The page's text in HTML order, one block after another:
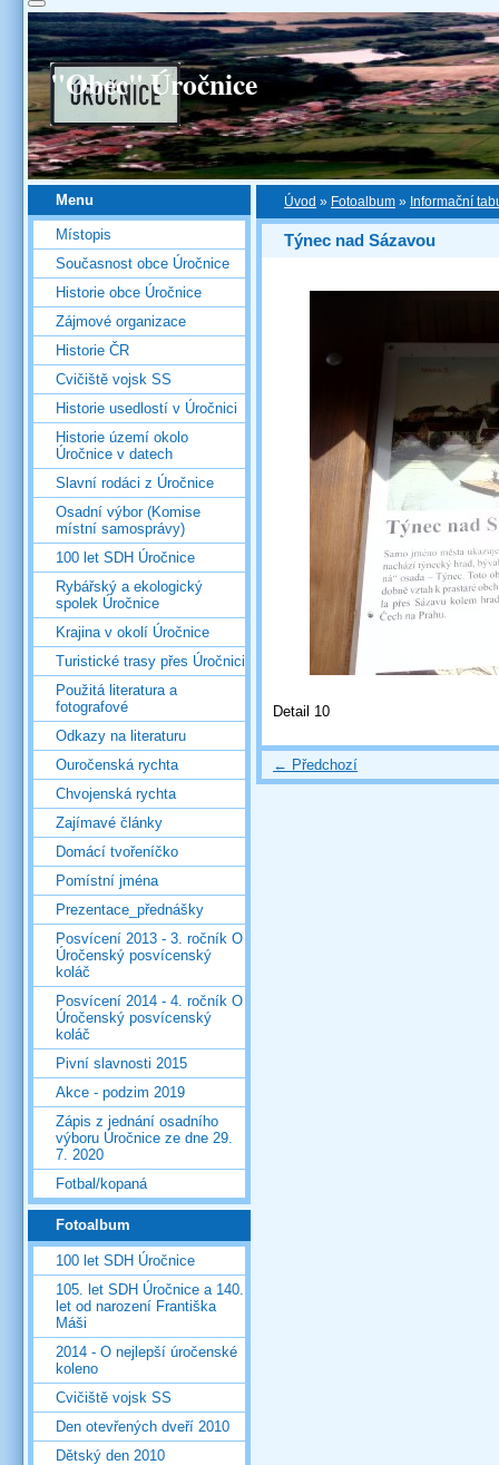
"Obec" Úročnice
Úvod » Fotoalbum » Informační
Týnec nad Sázavou
Detail 10
← Předchozí
Menu
Místopis
Současnost obce Úročnice
Historie obce Úročnice
Zájmové organizace
Historie ČR
Cvičiště vojsk SS
Historie usedlostí v Úročnici
Historie území okolo
Úročnice v datech
Slavní rodáci z Úročnice
Osadní výbor (Komise
místní samosprávy)
100 let SDH Úročnice
Rybářský a ekologický
spolek Úročnice
Krajina v okolí Úročnice
Turistické trasy přes Úročnici
Použitá literatura a
fotografové
Odkazy na literaturu
Ouročenská rychta
Chvojenská rychta
Zajímavé články
Domácí tvořeníčko
Pomístní jména
Prezentace_přednášky
Posvícení 2013 - 3. ročník O
Úročenský posvícenský
koláč
Posvícení 2014 - 4. ročník O
Úročenský posvícenský
koláč
Pivní slavnosti 2015
Akce - podzim 2019
Zápis z jednání osadního
výboru Úročnice ze dne 29.
7. 2020
Fotbal/kopaná
Fotoalbum
100 let SDH Úročnice
105. let SDH Úročnice a 140.
let od narození Františka
Máši
2014 - O nejlepší úročenské
koleno
Cvičiště vojsk SS
Den otevřených dveří 2010
Dětský den 2010